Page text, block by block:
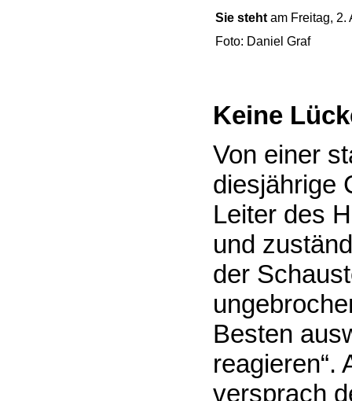
Sie steht am Freitag, 2.
Foto: Daniel Graf
Keine
Von einer
diesjährige
Leiter des
und
der
Besten
reagieren“.
versprach